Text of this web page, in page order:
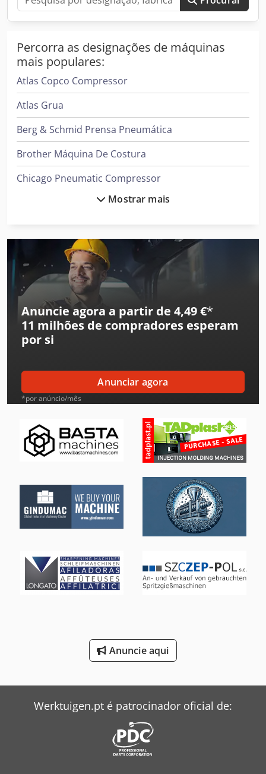
Percorra as designações de máquinas
mais populares:
Atlas Copco Compressor
Atlas Grua
Berg & Schmid Prensa Pneumática
Brother Máquina De Costura
Chicago Pneumatic Compressor
Cvs Ferrari Reachstacker
Demag Grua
Ford Tipper
Gea Decantador
Gea Mixer
Hp Impressora
Ingersoll Rand Compressor
Leif & Lorentz Máquinas De Escovar
Liebherr Grua
Linde Reachstacker
Mixaco Mixer
Pfaff Máquina De Costura
Siemens Motor Elétrico
Still Empilhadeira
Windmöller & Hölscher Máquinas De Sacos
Mostrar mais
Anuncie agora a partir de 4,49 €*
11 milhões de compradores esperam
por si
Anunciar agora
*por anúncio/mês
Anuncie aqui
Werktuigen.pt é patrocinador oficial de: